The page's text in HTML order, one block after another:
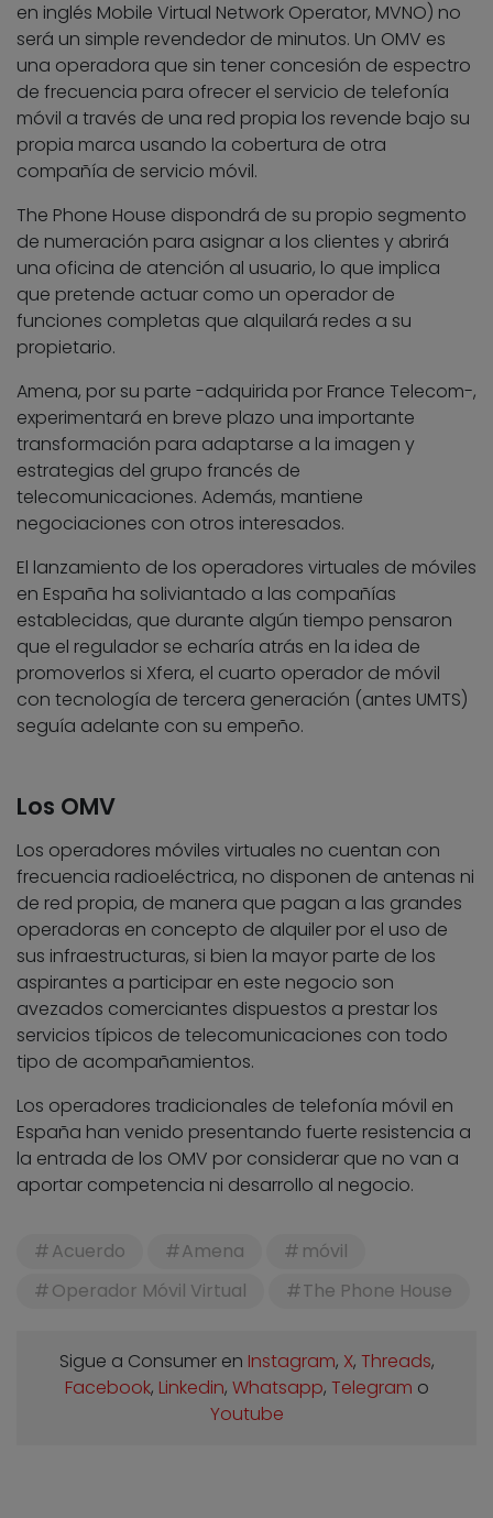
en inglés Mobile Virtual Network Operator, MVNO) no
será un simple revendedor de minutos. Un OMV es
una operadora que sin tener concesión de espectro
de frecuencia para ofrecer el servicio de telefonía
móvil a través de una red propia los revende bajo su
propia marca usando la cobertura de otra
compañía de servicio móvil.
The Phone House dispondrá de su propio segmento
de numeración para asignar a los clientes y abrirá
una oficina de atención al usuario, lo que implica
que pretende actuar como un operador de
funciones completas que alquilará redes a su
propietario.
Amena, por su parte -adquirida por France Telecom-,
experimentará en breve plazo una importante
transformación para adaptarse a la imagen y
estrategias del grupo francés de
telecomunicaciones. Además, mantiene
negociaciones con otros interesados.
El lanzamiento de los operadores virtuales de móviles
en España ha soliviantado a las compañías
establecidas, que durante algún tiempo pensaron
que el regulador se echaría atrás en la idea de
promoverlos si Xfera, el cuarto operador de móvil
con tecnología de tercera generación (antes UMTS)
seguía adelante con su empeño.
Los OMV
Los operadores móviles virtuales no cuentan con
frecuencia radioeléctrica, no disponen de antenas ni
de red propia, de manera que pagan a las grandes
operadoras en concepto de alquiler por el uso de
sus infraestructuras, si bien la mayor parte de los
aspirantes a participar en este negocio son
avezados comerciantes dispuestos a prestar los
servicios típicos de telecomunicaciones con todo
tipo de acompañamientos.
Los operadores tradicionales de telefonía móvil en
España han venido presentando fuerte resistencia a
la entrada de los OMV por considerar que no van a
aportar competencia ni desarrollo al negocio.
Acuerdo Amena
móvil
Operador Móvil Virtual
The Phone House
Sigue a Consumer en Instagram, X, Threads,
Facebook, Linkedin, Whatsapp, Telegram o
Youtube